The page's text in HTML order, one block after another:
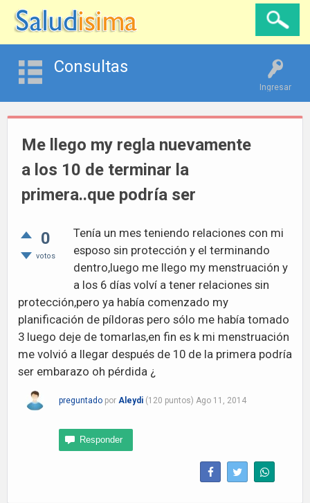
Ingresar
Consultas
Me llego my regla nuevamente
a los 10 de terminar la
primera..que podría ser
0
votos
Tenía un mes teniendo relaciones con mi
esposo sin protección y el terminando
dentro,luego me llego my menstruación y
a los 6 días volví a tener relaciones sin
protección,pero ya había comenzado my
planificación de píldoras pero sólo me había tomado
3 luego deje de tomarlas,en fin es k mi menstruación
me volvió a llegar después de 10 de la primera podría
ser embarazo oh pérdida ¿
preguntado por Aleydi (120 puntos) Ago 11, 2014